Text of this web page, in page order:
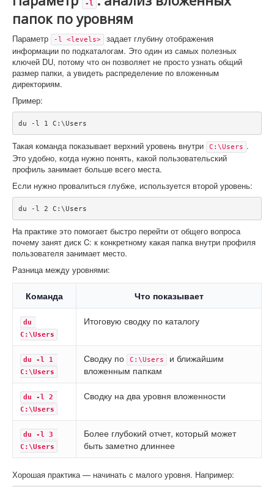
-l
папок по уровням
Параметр -l <levels>
задает глубину отображения
информации по подкаталогам. Это один из самых полезных
ключей DU, потому что он позволяет не просто узнать общий
размер папки, а увидеть распределение по вложенным
директориям.
Пример:
du -l 1 C:\Users
Такая команда показывает верхний уровень внутри C:\Users .
Это удобно, когда нужно понять, какой пользовательский
профиль занимает больше всего места.
Если нужно провалиться глубже, используется второй уровень:
du -l 2 C:\Users
На практике это помогает быстро перейти от общего вопроса
почему занят диск C: к конкретному какая папка внутри профиля
пользователя занимает место.
Разница между уровнями:
Команда Что показывает
du
C:\Users
Итоговую сводку по каталогу
du -l 1
C:\Users
Сводку по C:\Users
и ближайшим
вложенным папкам
du -l 2
C:\Users
Сводку на два уровня вложенности
du -l 3
C:\Users
Более глубокий отчет, который может
быть заметно длиннее
Хорошая практика — начинать с малого уровня. Например: